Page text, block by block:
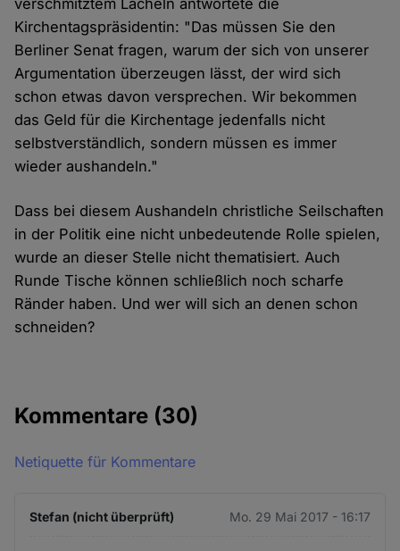
verschmitztem Lächeln antwortete die
Kirchentagspräsidentin: "Das müssen Sie den
Berliner Senat fragen, warum der sich von unserer
Argumentation überzeugen lässt, der wird sich
schon etwas davon versprechen. Wir bekommen
das Geld für die Kirchentage jedenfalls nicht
selbstverständlich, sondern müssen es immer
wieder aushandeln."
Dass bei diesem Aushandeln christliche Seilschaften
in der Politik eine nicht unbedeutende Rolle spielen,
wurde an dieser Stelle nicht thematisiert. Auch
Runde Tische können schließlich noch scharfe
Ränder haben. Und wer will sich an denen schon
schneiden?
Kommentare (30)
Netiquette für Kommentare
Stefan (nicht überprüft) Mo. 29 Mai 2017 - 16:17